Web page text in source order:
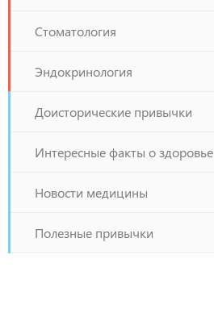
Стоматология
Эндокринология
Доисторические привычки
Интересные факты о здоровье
Новости медицины
Полезные привычки